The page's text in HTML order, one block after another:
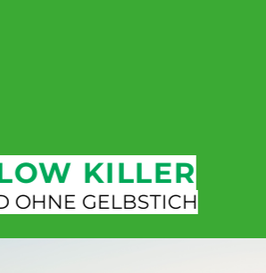
KILLER
OHNE GELBSTICH